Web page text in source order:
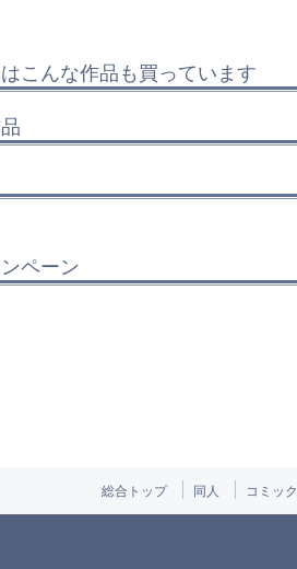
こんな作品も買っています
ペーン
総合トップ 同人 コミッ